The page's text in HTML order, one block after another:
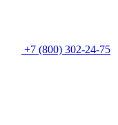
+7 (800) 302-24-75